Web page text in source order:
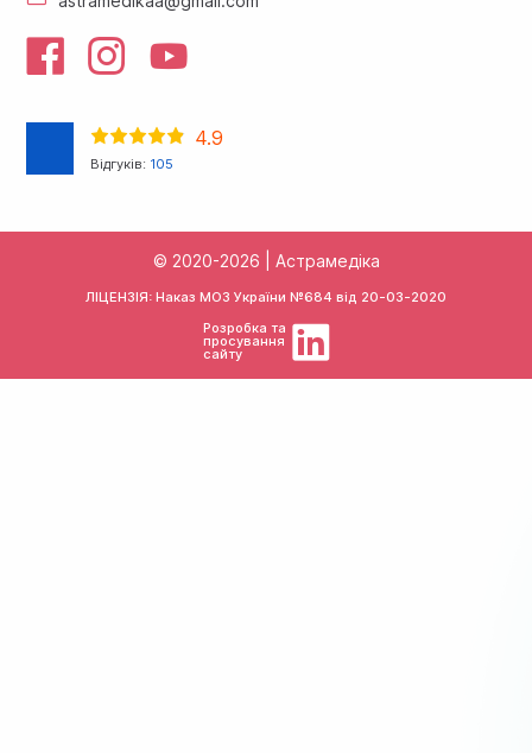
4.9
Відгуків: 105
© 2020-2026 | Астрамедіка
ЛІЦЕНЗІЯ: Наказ МОЗ України №684 від 20-03-2020
Розробка та
просування
сайту